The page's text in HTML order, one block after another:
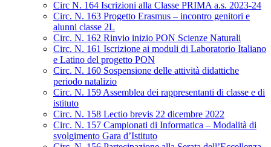
Circ N. 164 Iscrizioni alla Classe PRIMA a.s. 2023-24
Circ. N. 163 Progetto Erasmus – incontro genitori e
alunni classe 2L
Circ. N. 162 Rinvio inizio PON Scienze Naturali
Circ. N. 161 Iscrizione ai moduli di Laboratorio Italiano
e Latino del progetto PON
Circ. N. 160 Sospensione delle attività didattiche
periodo natalizio
Circ. N. 159 Assemblea dei rappresentanti di classe e di
istituto
Circ. N. 158 Lectio brevis 22 dicembre 2022
Circ. N. 157 Campionati di Informatica – Modalità di
svolgimento Gara d’Istituto